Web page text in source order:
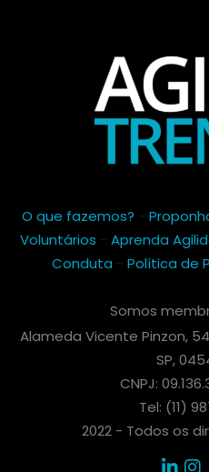
O que fazemos? -
Voluntários - Aprenda
Conduta - Política de
Somos
Alameda Vicente Pinzon,
SP,
CNPJ:
Tel: (11)
2022 - Todos os